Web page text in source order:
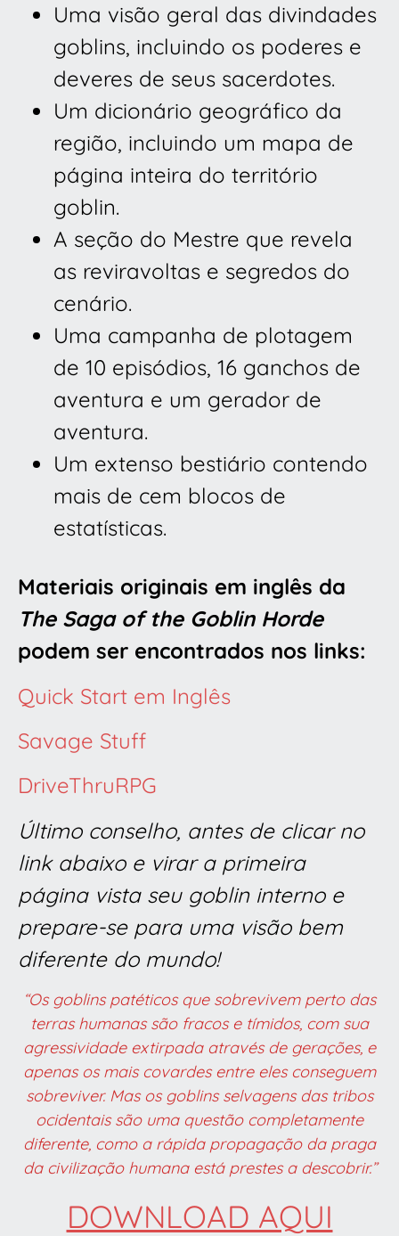
Uma visão geral das divindades
goblins, incluindo os poderes e
deveres de seus sacerdotes.
Um dicionário geográfico da
região, incluindo um mapa de
página inteira do território
goblin.
A seção do Mestre que revela
as reviravoltas e segredos do
cenário.
Uma campanha de plotagem
de 10 episódios, 16 ganchos de
aventura e um gerador de
aventura.
Um extenso bestiário contendo
mais de cem blocos de
estatísticas.
Materiais originais em inglês da
The Saga of the Goblin Horde
podem ser encontrados nos links:
Quick Start em Inglês
Savage Stuff
DriveThruRPG
Último conselho, antes de clicar no
link abaixo e virar a primeira
página vista seu goblin interno e
prepare-se para uma visão bem
diferente do mundo!
“Os goblins patéticos que sobrevivem perto das
terras humanas são fracos e tímidos, com sua
agressividade extirpada através de gerações, e
apenas os mais covardes entre eles conseguem
sobreviver. Mas os goblins selvagens das tribos
ocidentais são uma questão completamente
diferente, como a rápida propagação da praga
da civilização humana está prestes a descobrir.”
DOWNLOAD AQUI